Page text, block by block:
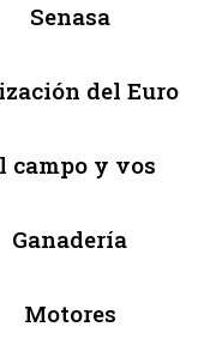
Senasa
del Euro
campo y vos
Ganadería
Motores